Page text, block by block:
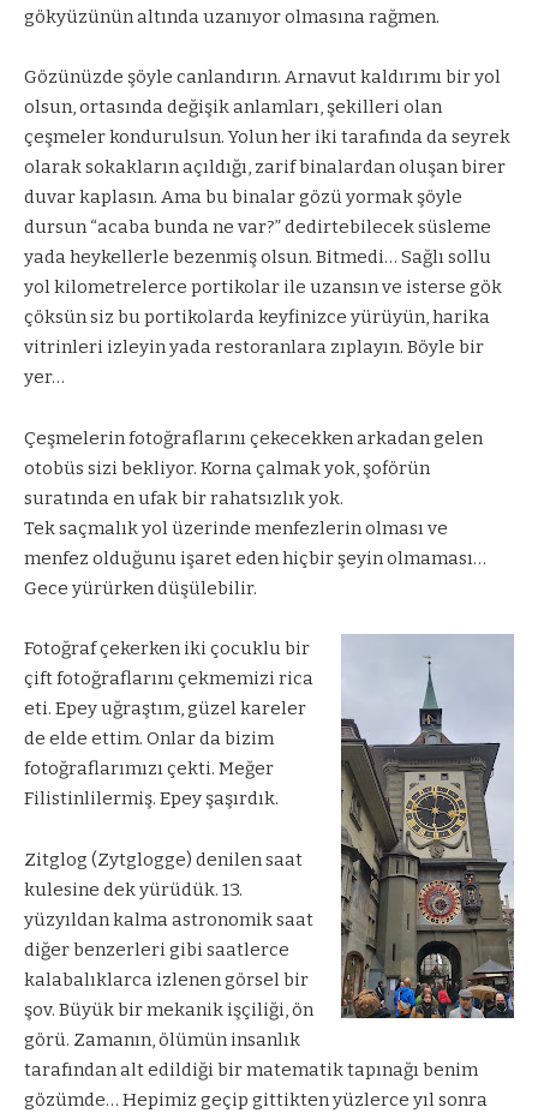
gökyüzünün altında uzanıyor olmasına rağmen.
Gözünüzde şöyle canlandırın. Arnavut kaldırımı bir yol
olsun, ortasında değişik anlamları, şekilleri olan
çeşmeler kondurulsun. Yolun her iki tarafında da seyrek
olarak sokakların açıldığı, zarif binalardan oluşan birer
duvar kaplasın. Ama bu binalar gözü yormak şöyle
dursun “acaba bunda ne var?” dedirtebilecek süsleme
yada heykellerle bezenmiş olsun. Bitmedi… Sağlı sollu
yol kilometrelerce portikolar ile uzansın ve isterse gök
çöksün siz bu portikolarda keyfinizce yürüyün, harika
vitrinleri izleyin yada restoranlara zıplayın. Böyle bir
yer…
Çeşmelerin fotoğraflarını çekecekken arkadan gelen
otobüs sizi bekliyor. Korna çalmak yok, şoförün
suratında en ufak bir rahatsızlık yok.
Tek saçmalık yol üzerinde menfezlerin olması ve
menfez olduğunu işaret eden hiçbir şeyin olmaması…
Gece yürürken düşülebilir.
Fotoğraf çekerken iki çocuklu bir
çift fotoğraflarını çekmemizi rica
eti. Epey uğraştım, güzel kareler
de elde ettim. Onlar da bizim
fotoğraflarımızı çekti. Meğer
Filistinlilermiş. Epey şaşırdık.
Zitglog (Zytglogge) denilen saat
kulesine dek yürüdük. 13.
yüzyıldan kalma astronomik saat
diğer benzerleri gibi saatlerce
kalabalıklarca izlenen görsel bir
şov. Büyük bir mekanik işçiliği, ön
görü. Zamanın, ölümün insanlık
tarafından alt edildiği bir matematik tapınağı benim
gözümde… Hepimiz geçip gittikten yüzlerce yıl sonra